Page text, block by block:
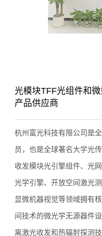
光模块TFF光组件和
产品供应商
杭州富光科技有限公司是
员，也是全球著名大学光
收发模块光引擎组件、光
光学引擎、开放空间激光
显微机器视觉等领域拥有
间技术的微光学无源器件
离激光收发和热辐射探测